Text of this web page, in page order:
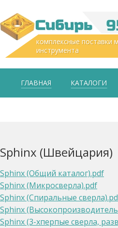
комплексные поставки
инструмента
ГЛАВНАЯ КАТАЛОГИ
Sphinx (Швейцария)
Sphinx (Общий каталог).pdf
Sphinx (Микросверла).pdf
Sphinx (Спиральные
Sphinx
Sphinx (3-хперпые сверла,